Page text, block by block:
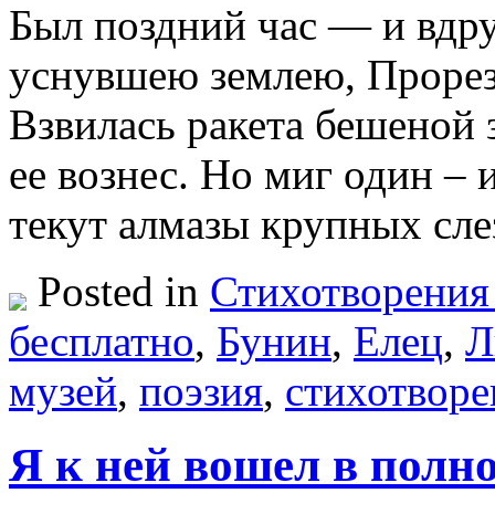
Был поздний час — и
уснувшею землею,
Взвилась ракета
ее вознес. Но миг один –
текут алмазы крупных
Posted in
бесплатно, Бунин, Елец,
музей, поэзия,
Я к ней вошел в